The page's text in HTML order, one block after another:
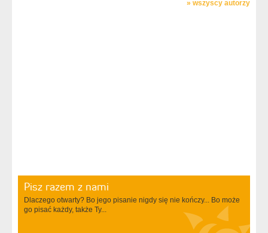
» wszyscy autorzy
Pisz razem z nami
Dlaczego otwarty? Bo jego pisanie nigdy się nie kończy... Bo może
go pisać każdy, także Ty...